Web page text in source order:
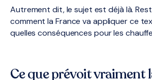
Autrement dit, le sujet est déjà là.
comment la France va appliquer ce
quelles conséquences pour les
Ce que prévoit vraiment